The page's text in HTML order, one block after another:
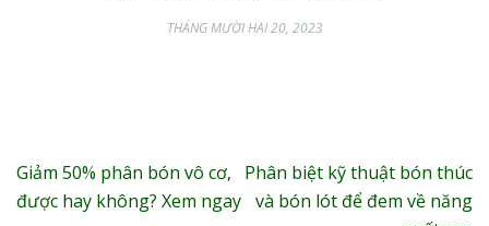
THÁNG MƯỜI HAI 20, 2023
Điều
hướng
Giảm 50% phân bón vô cơ,
được hay không? Xem ngay
Phân biệt kỹ thuật bón thúc
và bón lót để đem về năng